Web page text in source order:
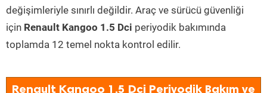
değişimleriyle sınırlı değildir. Araç ve sürücü güvenliği
için Renault Kangoo 1.5 Dci periyodik bakımında
toplamda 12 temel nokta kontrol edilir.
Renault Kangoo 1.5 Dci Periyodik Bakım ve